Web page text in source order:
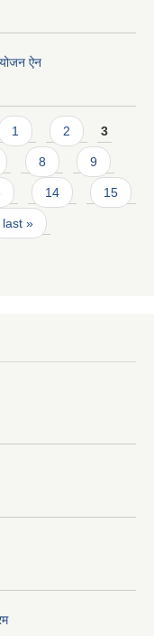
ऐन
1 2 3
8 9
14 15
last »